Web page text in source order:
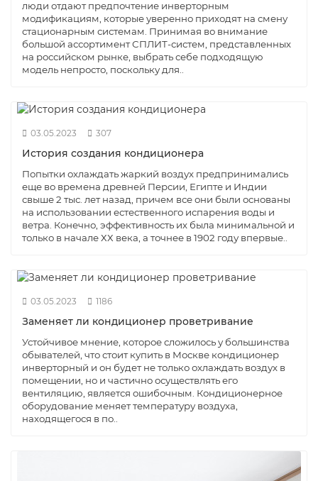
люди отдают предпочтение инверторным
модификациям, которые уверенно приходят на смену
стационарным системам. Принимая во внимание
большой ассортимент СПЛИТ-систем, представленных
на российском рынке, выбрать себе подходящую
модель непросто, поскольку для..
03.05.2023 307
История создания кондиционера
Попытки охлаждать жаркий воздух предпринимались
еще во времена древней Персии, Египте и Индии
свыше 2 тыс. лет назад, причем все они были основаны
на использовании естественного испарения воды и
ветра. Конечно, эффективность их была минимальной и
только в начале ХХ века, а точнее в 1902 году впервые..
03.05.2023 1186
Заменяет ли кондиционер проветривание
Устойчивое мнение, которое сложилось у большинства
обывателей, что стоит купить в Москве кондиционер
инверторный и он будет не только охлаждать воздух в
помещении, но и частично осуществлять его
вентиляцию, является ошибочным. Кондиционерное
оборудование меняет температуру воздуха,
находящегося в по..